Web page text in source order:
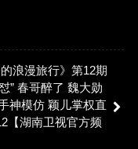
浪漫旅行》第12期
” 春哥醉了 魏大勋
神模仿 颖儿掌权直
【湖南卫视官方频